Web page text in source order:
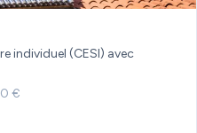
individuel (CESI) avec
€